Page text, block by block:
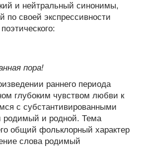
и нейтральный синонимы,
по своей экспрессивности
пора!
раннего периода
глубоким чувством любви к
с субстантивированными
родимый и родной. Тема
общий фольклорный характер
слова родимый